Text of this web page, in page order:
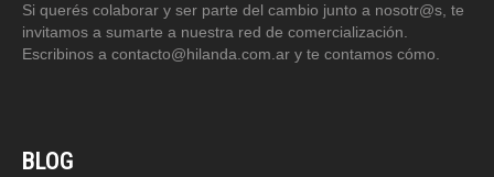
Si querés colaborar y ser parte del cambio junto a nosotr@s, te
invitamos a sumarte a nuestra red de comercialización.
Escribinos a contacto@hilanda.com.ar y te contamos cómo.
BLOG